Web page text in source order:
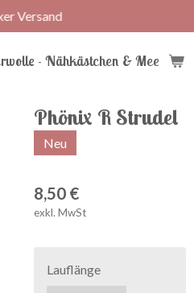
- Nähkästchen & Meer
Versand
Phönix R Strudel
Neu
8,50 €
exkl. MwSt
Lauflänge